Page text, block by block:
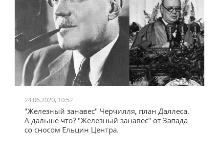
24.06.2020, 10:52
"Железный занавес" Черчилля, план Даллеса.
А дальше что? "Железный занавес" от Запада
со сносом Ельцин Центра.